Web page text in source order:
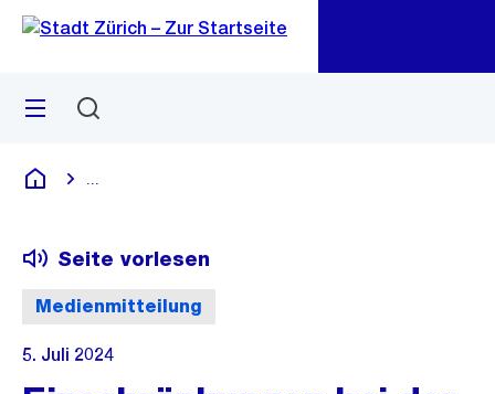
Navigation
Sprunglink
Menü
Deutsch
Medienmitteilung
Seite vorlesen
5. Juli 2024